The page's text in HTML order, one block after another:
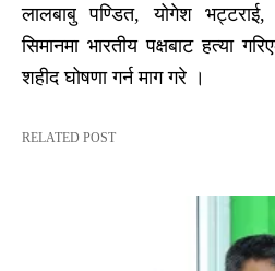
लालबाबु पण्डित, योगेश
सिमानमा भारतीय पक्षबाट हत्या
शहीद घोषणा गर्न माग गरे ।
RELATED POST